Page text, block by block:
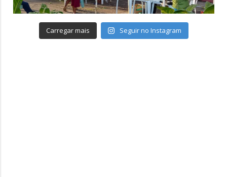
Carregar mais Seguir no Instagram